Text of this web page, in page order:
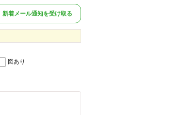
新着メール通知を受け取る
図あり